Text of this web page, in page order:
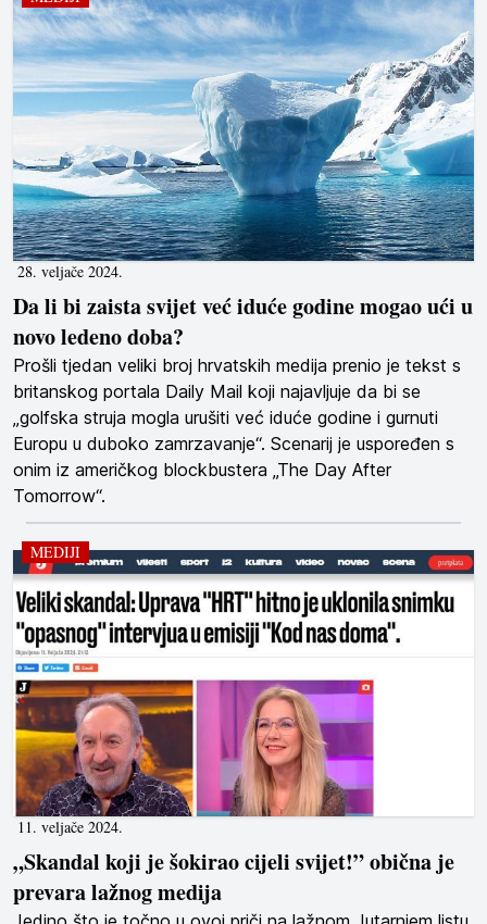
28. veljače 2024.
Da li bi zaista svijet već iduće godine mogao ući u
novo ledeno doba?
Prošli tjedan veliki broj hrvatskih medija prenio je tekst s
britanskog portala Daily Mail koji najavljuje da bi se
„golfska struja mogla urušiti već iduće godine i gurnuti
Europu u duboko zamrzavanje“. Scenarij je uspoređen s
onim iz američkog blockbustera „The Day After
Tomorrow“.
11. veljače 2024.
MEDIJI
„Skandal koji je šokirao cijeli svijet!” obična je
prevara lažnog medija